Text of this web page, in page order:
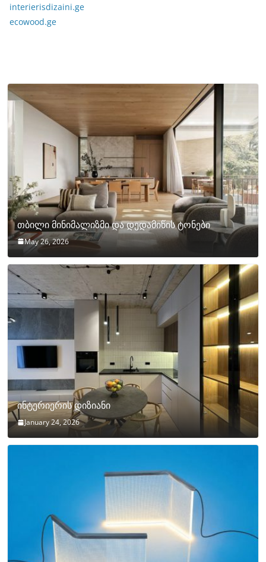
interierisdizaini.ge
ecowood.ge
თბილი მინიმალიზმი და დედამიწის ტონები
May 26, 2026
ინტერიერის დიზიანი
January 24, 2026